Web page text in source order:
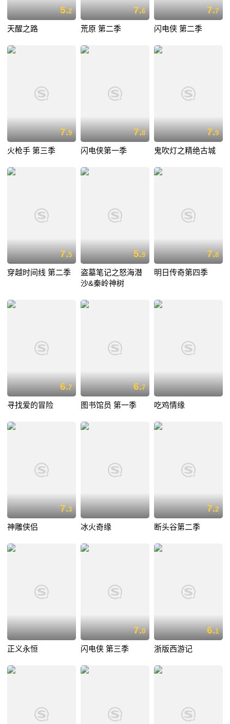
5.2
天醒之路
7.6
荒原 第二季
7.7
闪电侠 第二季
7.9
火枪手 第三季
7.8
闪电侠第一季
7.9
鬼吹灯之精绝古城
7.5
穿越时间线 第二季
5.9
盗墓笔记之怒海潜
沙&秦岭神树
7.8
明日传奇第四季
6.7
寻找爱的冒险
6.7
图书馆员 第一季 吃鸡情缘
7.3
神雕侠侣 冰火奇缘
7.2
断头谷第二季
正义永恒
7.0
闪电侠 第三季
6.1
浙版西游记